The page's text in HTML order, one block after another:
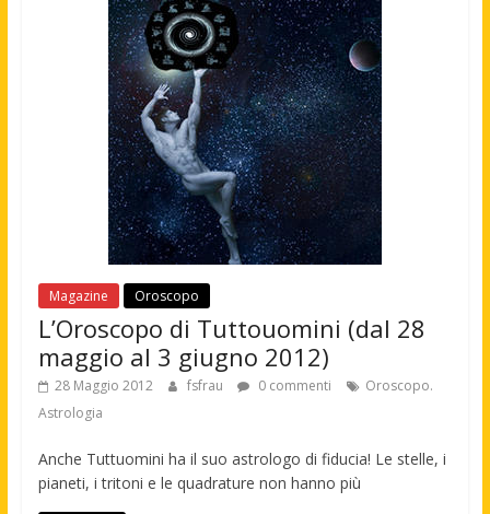
Magazine Oroscopo
L’Oroscopo di Tuttouomini (dal 28
maggio al 3 giugno 2012)
28 Maggio 2012 fsfrau 0 commenti
Oroscopo.
Astrologia
Anche Tuttuomini ha il suo astrologo di fiducia! Le stelle, i
pianeti, i tritoni e le quadrature non hanno più